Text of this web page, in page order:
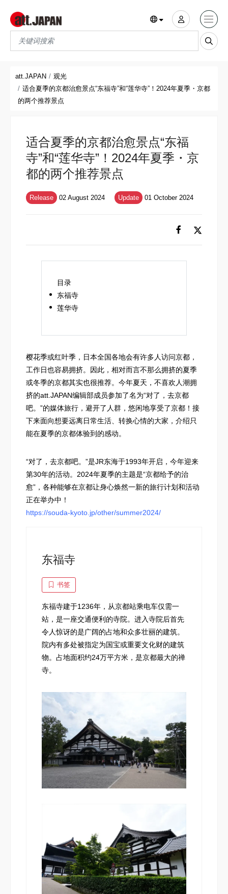
Translations title cont
att.JAPAN
观光
适合夏季的京都治愈景点“东福寺”和“莲华寺”！2024年夏季・京都
的两个推荐景点
适合夏季的京都治愈景点“东福
寺”和“莲华寺”！2024年夏季・京
都的两个推荐景点
Release 02 August 2024 Update 01 October 2024
目录
东福寺
莲华寺
樱花季或红叶季，日本全国各地会有许多人访问京都，
工作日也容易拥挤。因此，相对而言不那么拥挤的夏季
或冬季的京都其实也很推荐。今年夏天，不喜欢人潮拥
挤的att.JAPAN编辑部成员参加了名为“对了，去京都
吧。”的媒体旅行，避开了人群，悠闲地享受了京都！接
下来面向想要远离日常生活、转换心情的大家，介绍只
能在夏季的京都体验到的感动。
“对了，去京都吧。”是JR东海于1993年开启，今年迎来
第30年的活动。2024年夏季的主题是“京都给予的治
愈”，各种能够在京都让身心焕然一新的旅行计划和活动
正在举办中！
https://souda-kyoto.jp/other/summer2024/
东福寺
书签
东福寺建于1236年，从京都站乘电车仅需一
站，是一座交通便利的寺院。进入寺院后首先
令人惊讶的是广阔的占地和众多壮丽的建筑。
院内有多处被指定为国宝或重要文化财的建筑
物。占地面积约24万平方米，是京都最大的禅
寺。